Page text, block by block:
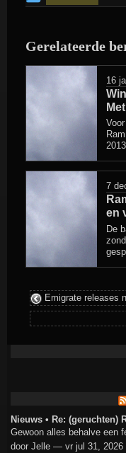
geplaatst
Gerelateerde
16
7
en
De
Emigrate releases
Nieuws • Re: (geruchten)
Gewoon alles behalve een
door Jelle — vr jul 31, 2026